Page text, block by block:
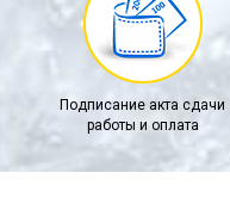
Подписание акта сдачи
работы и оплата